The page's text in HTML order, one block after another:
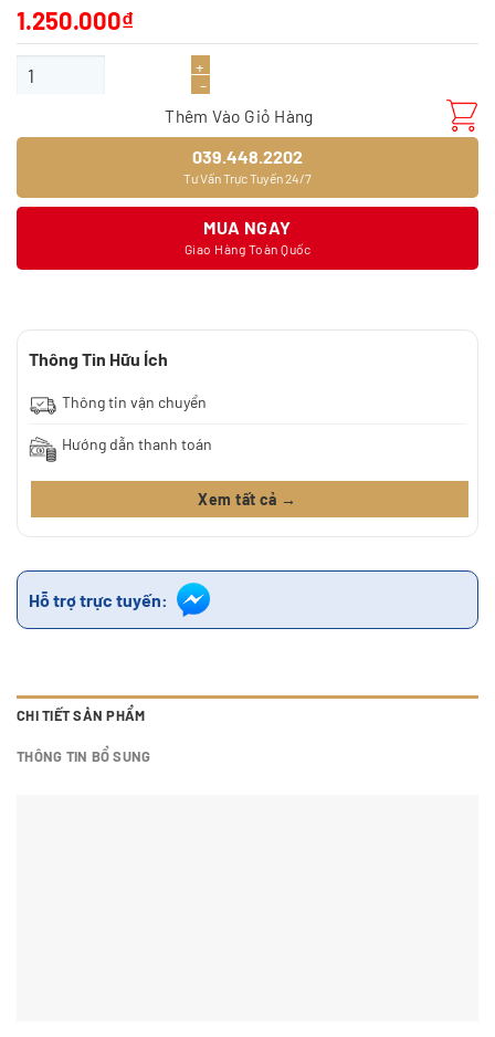
1.250.000₫
Giấy dán tường 9368-2 số lượng
Thêm Vào Giỏ Hàng
039.448.2202
Tư Vấn Trực Tuyến 24/7
MUA NGAY
Giao Hàng Toàn Quốc
Thông Tin Hữu Ích
Thông tin vận chuyển
Hướng dẫn thanh toán
Xem tất cả →
Hỗ trợ trực tuyến:
CHI TIẾT SẢN PHẨM
THÔNG TIN BỔ SUNG